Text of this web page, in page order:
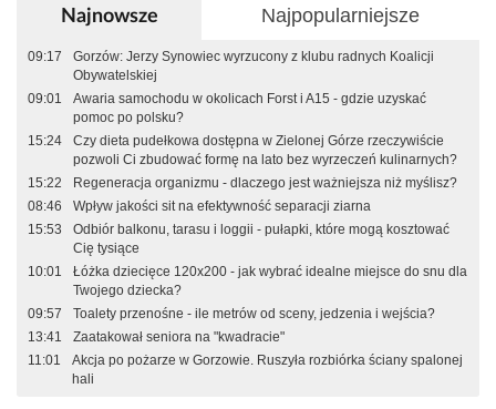
Najnowsze Najpopularniejsze
09:17
Gorzów: Jerzy Synowiec wyrzucony z klubu radnych Koalicji
Obywatelskiej
09:01
Awaria samochodu w okolicach Forst i A15 - gdzie uzyskać
pomoc po polsku?
15:24
Czy dieta pudełkowa dostępna w Zielonej Górze rzeczywiście
pozwoli Ci zbudować formę na lato bez wyrzeczeń kulinarnych?
15:22
Regeneracja organizmu - dlaczego jest ważniejsza niż myślisz?
08:46
Wpływ jakości sit na efektywność separacji ziarna
15:53
Odbiór balkonu, tarasu i loggii - pułapki, które mogą kosztować
Cię tysiące
10:01
Łóżka dziecięce 120x200 - jak wybrać idealne miejsce do snu dla
Twojego dziecka?
09:57
Toalety przenośne - ile metrów od sceny, jedzenia i wejścia?
13:41
Zaatakował seniora na "kwadracie"
11:01
Akcja po pożarze w Gorzowie. Ruszyła rozbiórka ściany spalonej
hali